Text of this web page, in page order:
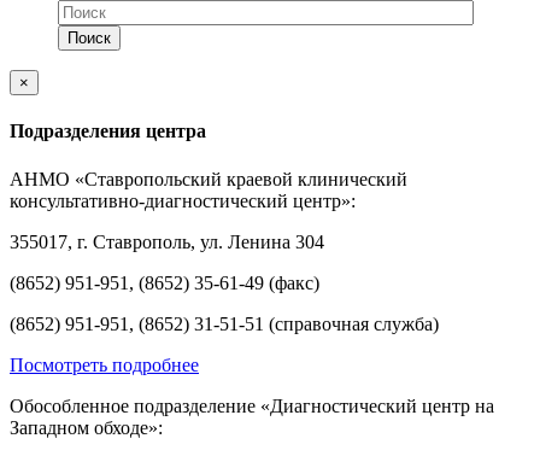
×
Подразделения центра
АНМО «Ставропольский краевой клинический
консультативно-диагностический центр»:
355017, г. Ставрополь, ул. Ленина 304
(8652) 951-951, (8652) 35-61-49 (факс)
(8652) 951-951, (8652) 31-51-51 (справочная служба)
Посмотреть подробнее
Обособленное подразделение «Диагностический центр на
Западном обходе»: